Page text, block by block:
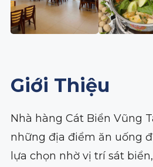
Giới Thiệu
Nhà hàng Cát Biển Vũng
những địa điểm ăn uống
lựa chọn nhờ vị trí sát